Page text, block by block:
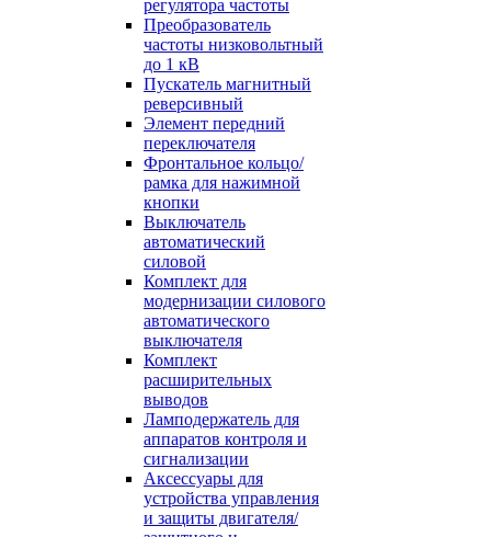
регулятора частоты
Преобразователь
частоты низковольтный
до 1 кВ
Пускатель магнитный
реверсивный
Элемент передний
переключателя
Фронтальное кольцо/
рамка для нажимной
кнопки
Выключатель
автоматический
силовой
Комплект для
модернизации силового
автоматического
выключателя
Комплект
расширительных
выводов
Ламподержатель для
аппаратов контроля и
сигнализации
Аксессуары для
устройства управления
и защиты двигателя/